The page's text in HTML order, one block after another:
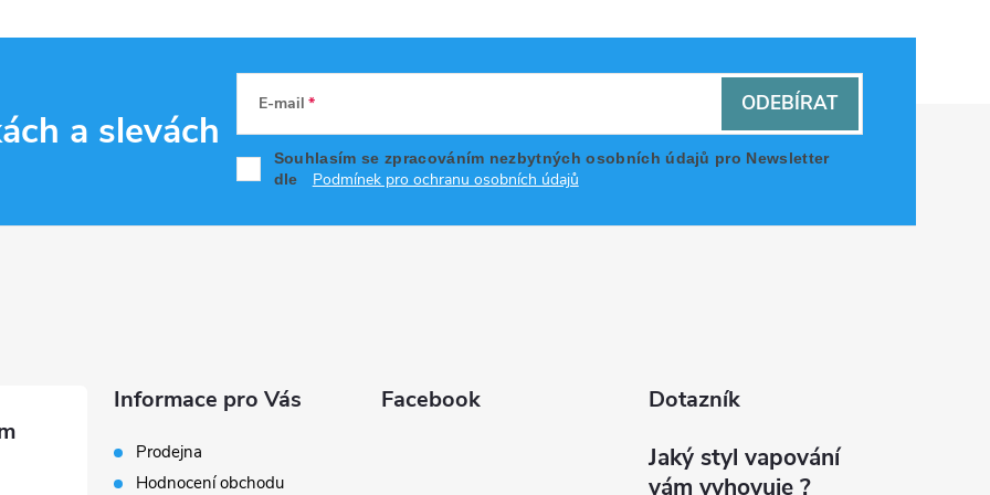
a slevách
E-mail
Souhlasím se zpracováním nezbytných osobních údajů pro Newsletter
dle
Podmínek pro ochranu osobních údajů
ODEBÍRAT
Informace pro Vás
Prodejna
Hodnocení obchodu
Facebook Dotazník
Jaký styl vapování
vám vyhovuje ?